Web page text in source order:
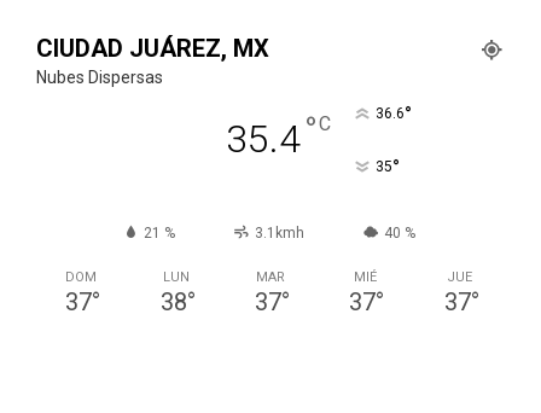
CIUDAD JUÁREZ, MX
Nubes Dispersas
35.4°C 36.6°
35°
21 % 3.1kmh 40 %
DOM
37°
LUN
38°
MAR
37°
MIÉ
37°
JUE
37°